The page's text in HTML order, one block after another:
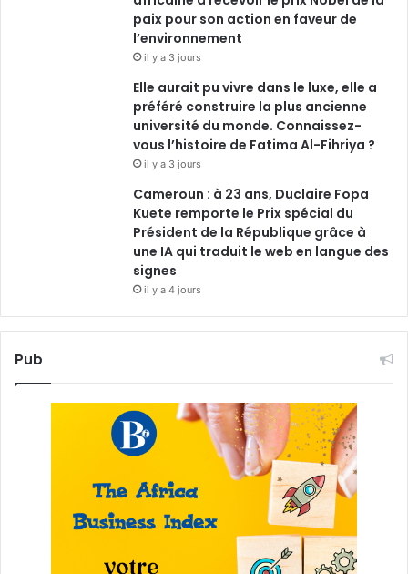
paix pour son action en faveur de
l’environnement
il y a 3 jours
Elle aurait pu vivre dans le luxe, elle a
préféré construire la plus ancienne
université du monde. Connaissez-
vous l’histoire de Fatima Al-Fihriya ?
il y a 3 jours
Cameroun : à 23 ans, Duclaire Fopa
Kuete remporte le Prix spécial du
Président de la République grâce à
une IA qui traduit le web en langue des
signes
il y a 4 jours
Pub